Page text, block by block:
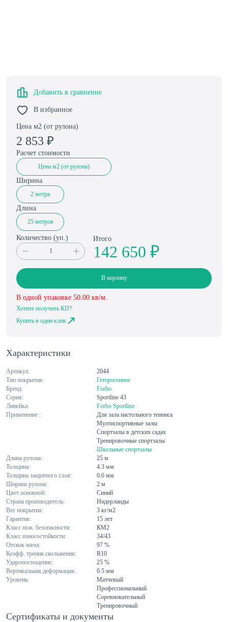
Характеристики
Артикул:
2044
Тип покрытия:
Гетерогенное
Бренд:
Forbo
Серия:
Sportline 43
Линейка:
Forbo Sportline
Применение :
Для зала настольного тенниса
Мултиспортивные залы
Спортзалы в детских садах
Тренировочные спортзалы
Школьные спортзалы
Длина рулона:
25 м
Толщина:
4.3 мм
Толщина защитного слоя:
0.6 мм
Ширина рулона:
2 м
Цвет основной:
Синий
Страна производитель:
Нидерланды
Вес покрытия:
3 кг/м2
Гарантия:
15 лет
Класс пож. безопасности:
КМ2
Класс износостойкости:
34/43
Отскок мяча:
97 %
Коэфф. трения скольжения:
R10
Ударопоглощение:
25 %
Вертикальная деформация:
0.5 мм
Уровень:
Матчевый
Профессиональный
Соревновательный
Тренировочный
Сертификаты и документы
Цена м2 (от рулона)
2 853 ₽
Добавить в сравнение
В избранное
Расчет стоимости
Цена м2 (от рулона)
Ширина
2 метра
Длина
25 метров
Количество (уп. ) Итого
142 650 ₽
В корзину
В одной упаковке 50.00 кв/м.
Хотите получить КП?
Купить в один клик